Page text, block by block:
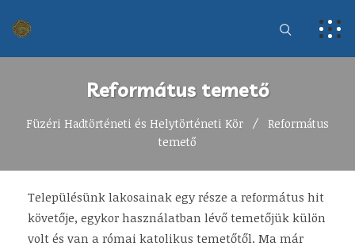
Református temető
Füzéri Hadtörténeti és Helytörténeti Kör
Református
temető
Településünk lakosainak egy része a református hit
követője, egykor használatban lévő temetőjük külön
volt és van a római katolikus temetőtől. Ma már